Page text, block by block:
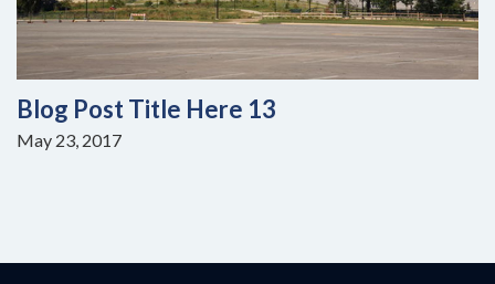
Blog Post Title Here 13
May 23, 2017